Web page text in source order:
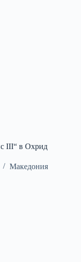
III“ в Охрид
Македония